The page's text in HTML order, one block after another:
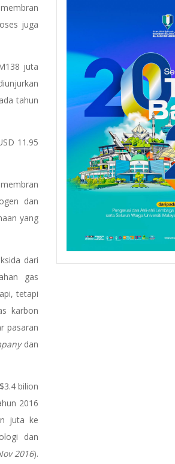
juga
juta
tahun
11.95
dan
yang
dari
gas
tetapi
karbon
pasaran
dan
bilion
2016
juta ke
dan
2016).